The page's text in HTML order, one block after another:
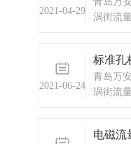
2021-04-29
涡街流
等，以
2021-06-24
标准孔
青岛万
涡街流
等，以
电磁流